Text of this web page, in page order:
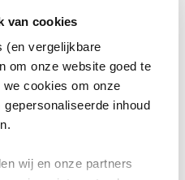
van cookies
(en vergelijkbare
om onze website goed te
we cookies om onze
inhoud
wij en onze partners